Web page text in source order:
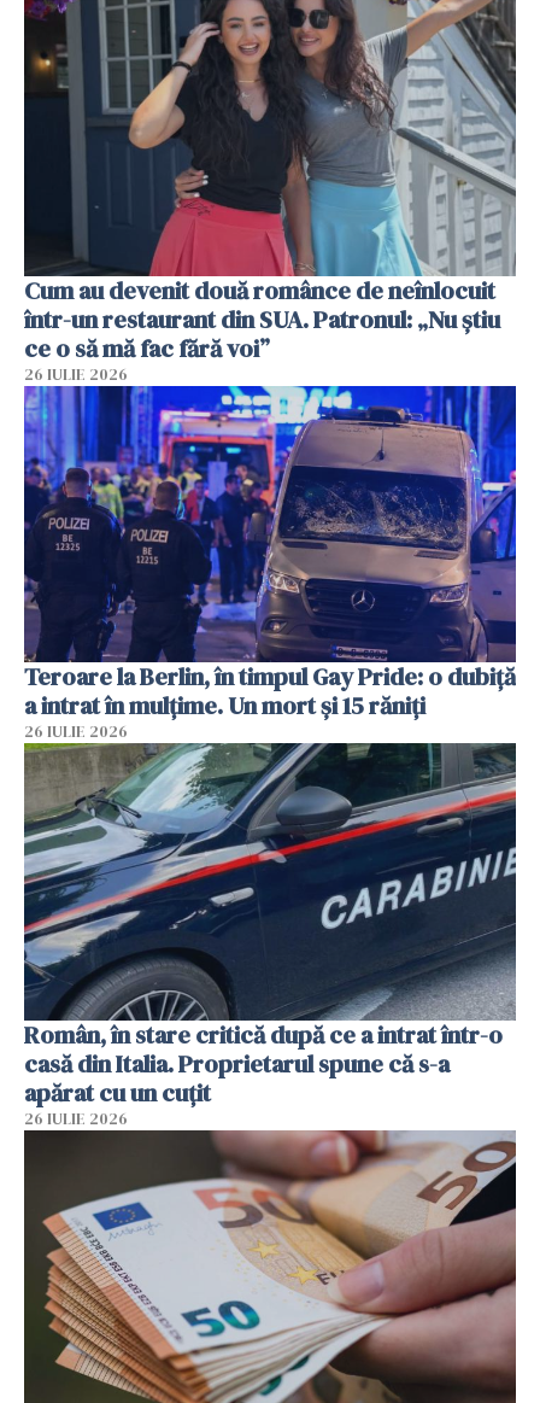
Cum au devenit două românce de neînlocuit
într-un restaurant din SUA. Patronul: „Nu știu
ce o să mă fac fără voi”
26 IULIE 2026
Teroare la Berlin, în timpul Gay Pride: o dubiță
a intrat în mulțime. Un mort și 15 răniți
26 IULIE 2026
Român, în stare critică după ce a intrat într-o
casă din Italia. Proprietarul spune că s-a
apărat cu un cuțit
26 IULIE 2026